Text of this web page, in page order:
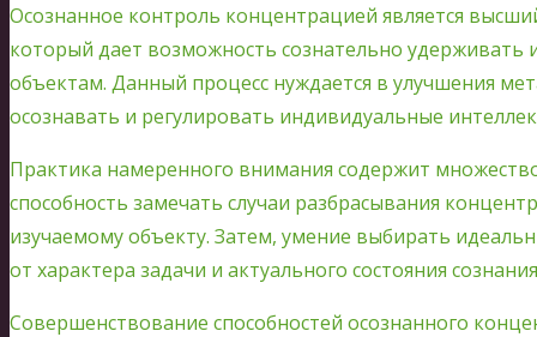
Осознанное контроль концентрацией является
который дает возможность сознательно
объектам. Данный процесс нуждается в улучшения
осознавать и регулировать индивидуальные
Практика намеренного внимания содержит
способность замечать случаи разбрасывания
изучаемому объекту. Затем, умение выбирать
от характера задачи и актуального состояния
Совершенствование способностей осознанного